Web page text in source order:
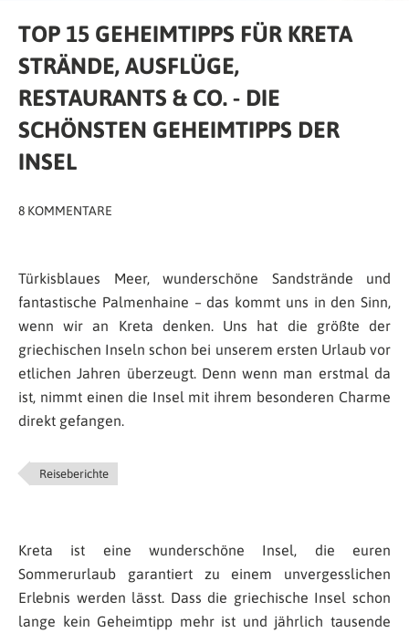
TOP 15 GEHEIMTIPPS FÜR KRETA
STRÄNDE, AUSFLÜGE,
RESTAURANTS & CO. - DIE
SCHÖNSTEN GEHEIMTIPPS DER
INSEL
8 KOMMENTARE
Türkisblaues Meer, wunderschöne Sandstrände und
fantastische Palmenhaine – das kommt uns in den Sinn,
wenn wir an Kreta denken. Uns hat die größte der
griechischen Inseln schon bei unserem ersten Urlaub vor
etlichen Jahren überzeugt. Denn wenn man erstmal da
ist, nimmt einen die Insel mit ihrem besonderen Charme
direkt gefangen.
Reiseberichte
Kreta ist eine wunderschöne Insel, die euren
Sommerurlaub garantiert zu einem unvergesslichen
Erlebnis werden lässt. Dass die griechische Insel schon
lange kein Geheimtipp mehr ist und jährlich tausende